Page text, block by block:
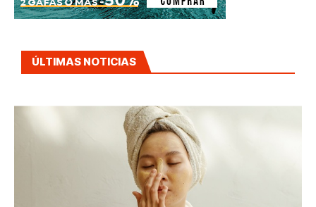
ÚLTIMAS NOTICIAS